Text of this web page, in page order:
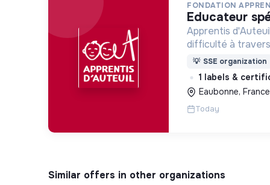
FONDATION
educateur
Apprentis
difficulté à
d’accueil,
d’insertion pour
des hommes et
💡 SSE organization
1 labels &
Eaubonne, France
Today
Similar offers in other organizations